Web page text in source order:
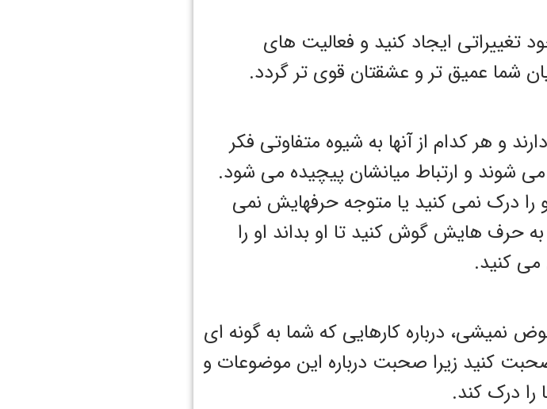
تغییراتی ایجاد کنید و فعالیت های
شما عمیق تر و عشقتان قوی تر گردد.
و هر کدام از آنها به شیوه متفاوتی فکر
شوند و ارتباط میانشان پیچیده می شود.
درک نمی کنید یا متوجه حرفهایش نمی
حرف هایش گوش کنید تا او بداند او را
می کنید.
درباره کارهایی که شما به گونه ای
کنید زیرا صحبت درباره این موضوعات و
درک کند.